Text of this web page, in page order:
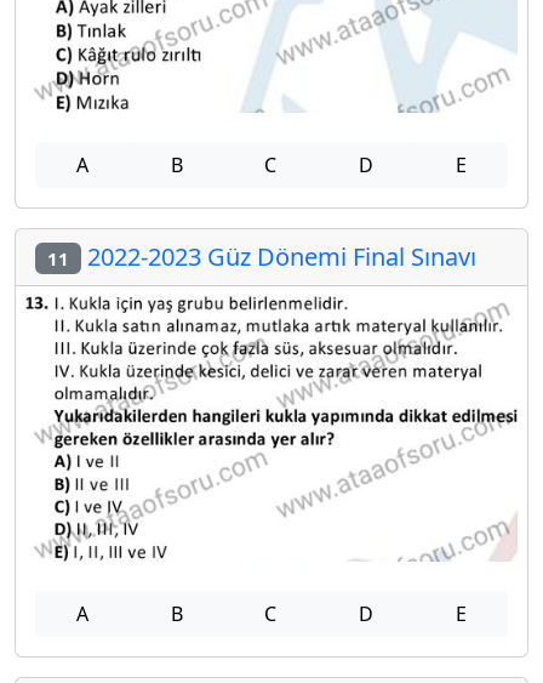
A B C D E
11 2022-2023 Güz Dönemi Final Sınavı
A B C D E